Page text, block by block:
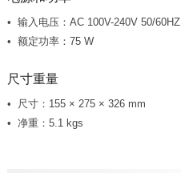
输入电压：AC 100V-240V 50/60HZ
额定功率：75 W
尺寸重量
尺寸：155 × 275 × 326 mm
净重：5.1 kgs